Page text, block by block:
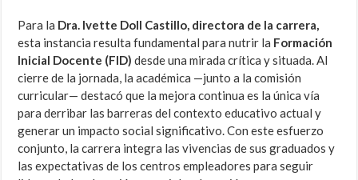
Para la Dra. Ivette Doll Castillo, directora de la carrera,
esta instancia resulta fundamental para nutrir la Formación
Inicial Docente (FID) desde una mirada crítica y situada. Al
cierre de la jornada, la académica —junto a la comisión
curricular— destacó que la mejora continua es la única vía
para derribar las barreras del contexto educativo actual y
generar un impacto social significativo. Con este esfuerzo
conjunto, la carrera integra las vivencias de sus graduados y
las expectativas de los centros empleadores para seguir